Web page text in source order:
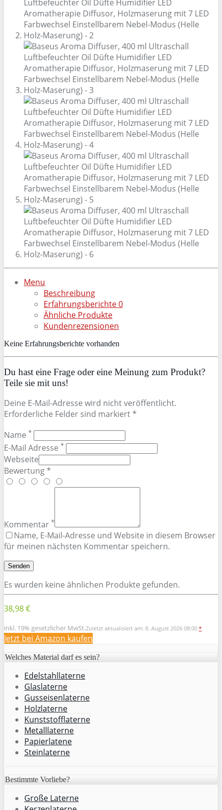
Menu
Beschreibung
Erfahrungsberichte0
Ähnliche Produkte
Kundenrezensionen
Keine Erfahrungsberichte vorhanden
Du hast eine Frage oder eine Meinung zum Produkt?
Teile sie mit uns!
Deine E-Mail-Adresse wird nicht veröffentlicht.
Erforderliche Felder sind markiert *
Name *
E-Mail Adresse *
Webseite
Bewertung *
Kommentar *
Name, E-Mail-Adresse und Website in diesem Browser
für meinen nächsten Kommentar speichern.
Es wurden keine ähnlichen Produkte gefunden.
38,98 €
inkl. 19% gesetzlicher MwSt.Zuletzt aktualisiert am: 8. August 2026 08:00 *
Jetzt bei Amazon kaufen
Welches Material darf es sein?
Edelstahllaterne
Glaslaterne
Gusseisenlaterne
Holzlaterne
Kunststofflaterne
Metalllaterne
Papierlatene
Steinlaterne
Bestimmte Vorliebe?
Große Laterne